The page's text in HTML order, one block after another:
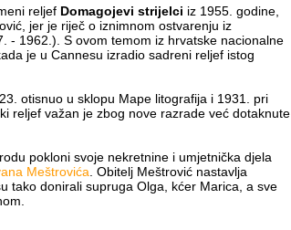
reljef Domagojevi strijelci iz 1955. godine,
jer je riječ o iznimnom ostvarenju iz
- 1962.). S ovom temom iz hrvatske nacionalne
je u Cannesu izradio sadreni reljef istog
otisnuo u sklopu Mape litografija i 1931. pri
reljef važan je zbog nove razrade već dotaknute
pokloni svoje nekretnine i umjetnička djela
Meštrovića . Obitelj Meštrović nastavlja
tako donirali supruga Olga, kćer Marica, a sve